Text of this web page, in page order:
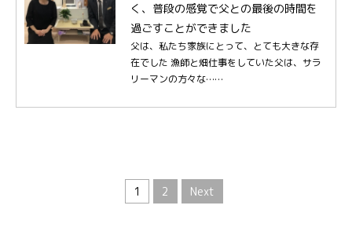
く、普段の感覚で父との最後の時間を
過ごすことができました
父は、私たち家族にとって、とても大きな存
在でした 漁師と畑仕事をしていた父は、サラ
リーマンの方々な……
1 2 Next